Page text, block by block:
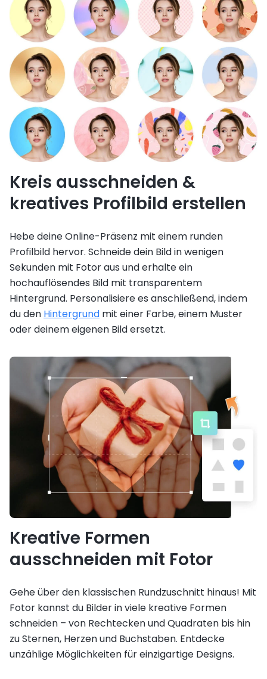
Kreis ausschneiden &
kreatives Profilbild erstellen
Hebe deine Online-Präsenz mit einem runden
Profilbild hervor. Schneide dein Bild in wenigen
Sekunden mit Fotor aus und erhalte ein
hochauflösendes Bild mit transparentem
Hintergrund. Personalisiere es anschließend, indem
du den Hintergrund mit einer Farbe, einem Muster
oder deinem eigenen Bild ersetzt.
Kreative Formen
ausschneiden mit Fotor
Gehe über den klassischen Rundzuschnitt hinaus! Mit
Fotor kannst du Bilder in viele kreative Formen
schneiden – von Rechtecken und Quadraten bis hin
zu Sternen, Herzen und Buchstaben. Entdecke
unzählige Möglichkeiten für einzigartige Designs.